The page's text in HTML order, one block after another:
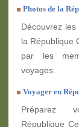
Photos de la
Découvrez
la République
par les
voyages.
Voyager en
Préparez
République